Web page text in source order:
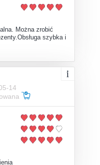
Można zrobić
szybka i
14